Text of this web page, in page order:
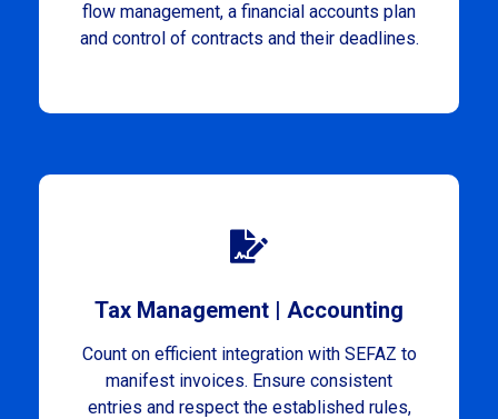
flow management, a financial accounts plan
and control of contracts and their deadlines.
Tax Management | Accounting
Count on efficient integration with SEFAZ to
manifest invoices. Ensure consistent
entries and respect the established rules,